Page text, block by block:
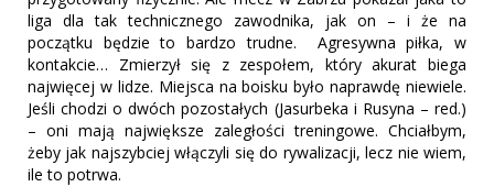
liga dla tak technicznego zawodnika, jak on – i że na
początku będzie to bardzo trudne. Agresywna piłka, w
kontakcie… Zmierzył się z zespołem, który akurat biega
najwięcej w lidze. Miejsca na boisku było naprawdę niewiele.
Jeśli chodzi o dwóch pozostałych (Jasurbeka i Rusyna – red.)
– oni mają największe zaległości treningowe. Chciałbym,
żeby jak najszybciej włączyli się do rywalizacji, lecz nie wiem,
ile to potrwa.